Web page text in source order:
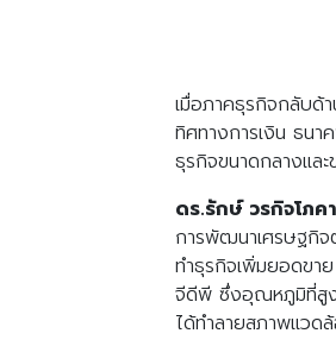
เมื่อภาคธุรกิจกลับด้
ทิศทางการเงิน ธนา
ธุรกิจขนาดกลางแล
ดร.รักษ์ วรกิจโภค
การพัฒนาเศรษฐกิจ
ทำธุรกิจเพิ่มยอดขา
จีดีพี ซึ่งอุณหภูมิที่สูง
ได้ทำลายสภาพแวด